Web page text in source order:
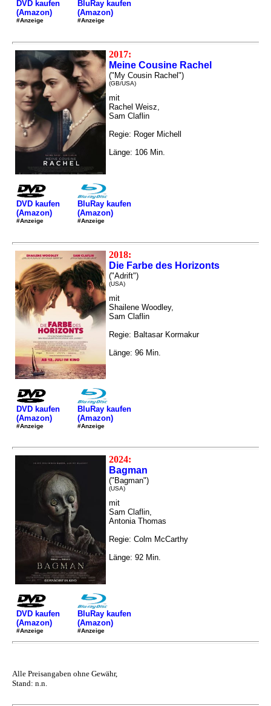
DVD kaufen
(Amazon)
#Anzeige
BluRay kaufen
(Amazon)
#Anzeige
2017:
Meine Cousine Rachel
("My Cousin Rachel")
(GB/USA)
mit
Rachel Weisz,
Sam Claflin
Regie: Roger Michell
Länge: 106 Min.
DVD kaufen
(Amazon)
#Anzeige
BluRay kaufen
(Amazon)
#Anzeige
2018:
Die Farbe des Horizonts
("Adrift")
(USA)
mit
Shailene Woodley,
Sam Claflin
Regie: Baltasar Kormakur
Länge: 96 Min.
DVD kaufen
(Amazon)
#Anzeige
BluRay kaufen
(Amazon)
#Anzeige
2024:
Bagman
("Bagman")
(USA)
mit
Sam Claflin,
Antonia Thomas
Regie: Colm McCarthy
Länge: 92 Min.
DVD kaufen
(Amazon)
#Anzeige
BluRay kaufen
(Amazon)
#Anzeige
Alle Preisangaben ohne Gewähr,
Stand: n.n.